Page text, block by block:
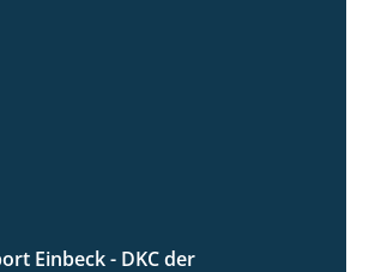
Einbeck - DKC der